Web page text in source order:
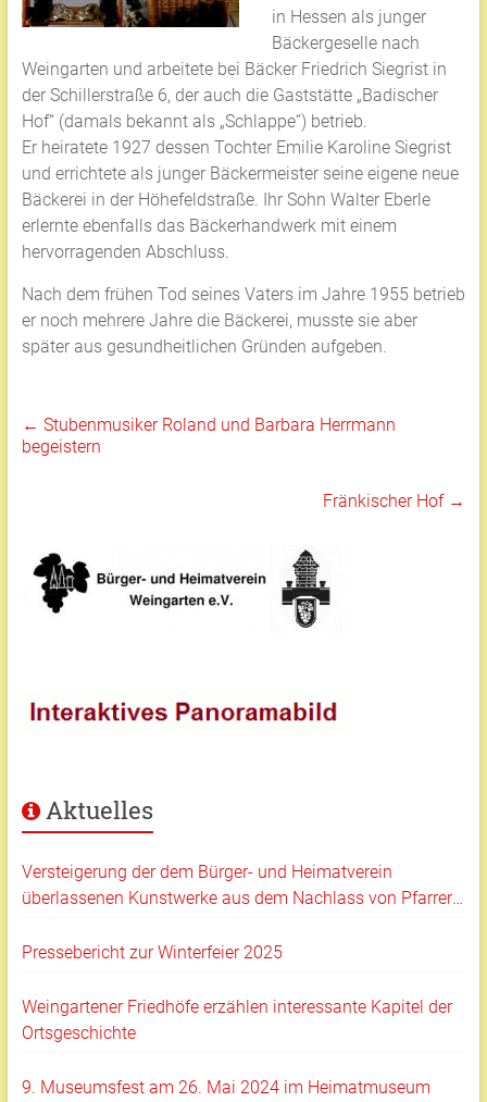
in Hessen als junger
Bäckergeselle nach
Weingarten und arbeitete bei Bäcker Friedrich Siegrist in
der Schillerstraße 6, der auch die Gaststätte „Badischer
Hof“ (damals bekannt als „Schlappe“) betrieb.
Er heiratete 1927 dessen Tochter Emilie Karoline Siegrist
und errichtete als junger Bäckermeister seine eigene neue
Bäckerei in der Höhefeldstraße. Ihr Sohn Walter Eberle
erlernte ebenfalls das Bäckerhandwerk mit einem
hervorragenden Abschluss.
Nach dem frühen Tod seines Vaters im Jahre 1955 betrieb
er noch mehrere Jahre die Bäckerei, musste sie aber
später aus gesundheitlichen Gründen aufgeben.
← Stubenmusiker Roland und Barbara Herrmann
begeistern
Fränkischer Hof →
Aktuelles
Versteigerung der dem Bürger- und Heimatverein
überlassenen Kunstwerke aus dem Nachlass von Pfarrer
Pressebericht zur Winterfeier 2025
Weingartener Friedhöfe erzählen interessante Kapitel der
Ortsgeschichte
9. Museumsfest am 26. Mai 2024 im Heimatmuseum